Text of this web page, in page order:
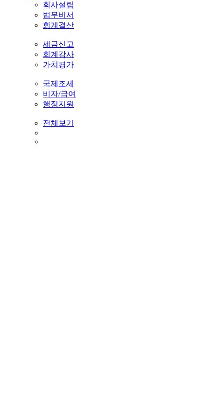
회사설립
법무비서
회계결산
세금신고
회계감사
가치평가
국제조세
비자/급여
행정지원
전체보기